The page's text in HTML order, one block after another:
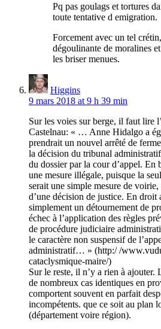
Pq pas goulags et tortures
toute tentative d emigration.
Forcement avec un tel
dégoulinante de moralines
les briser menues.
Higgins
9 mars 2018 at 9 h 39 min
Sur les voies sur berge, il faut lire
Castelnau: « … Anne Hidalgo a
prendrait un nouvel arrêté de
la décision du tribunal administratif
du dossier par la cour d’appel. En
une mesure illégale, puisque la
serait une simple mesure de voirie,
d’une décision de justice. En droit
simplement un détournement de
échec à l’application des règles
de procédure judiciaire
le caractère non suspensif de
administratif… » (http:/ /
cataclysmique-maire/)
Sur le reste, il n’y a rien à ajouter.
de nombreux cas identiques en
comportent souvent en parfait
incompétents. que ce soit au plan
(département voire région).